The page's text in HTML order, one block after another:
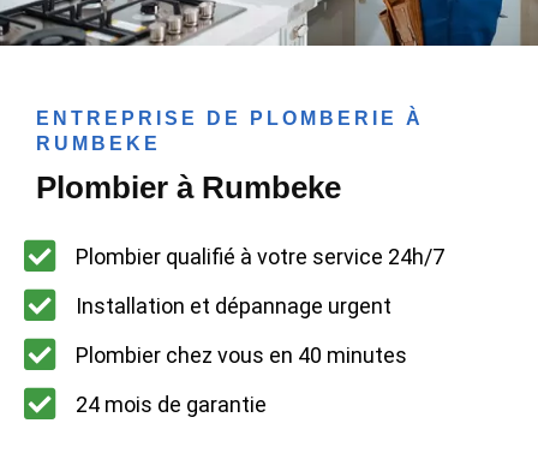
ENTREPRISE DE PLOMBERIE À
RUMBEKE
Plombier à Rumbeke
Plombier qualifié à votre service 24h/7
Installation et dépannage urgent
Plombier chez vous en 40 minutes
24 mois de garantie